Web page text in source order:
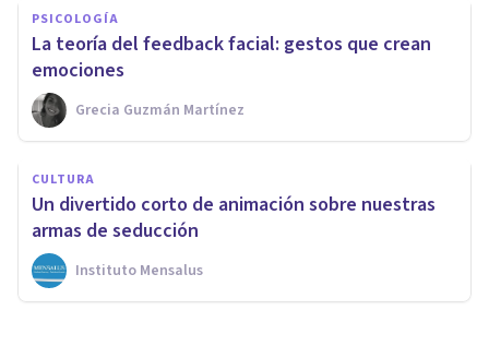
PSICOLOGÍA
La teoría del feedback facial: gestos que crean
emociones
Grecia Guzmán Martínez
CULTURA
Un divertido corto de animación sobre nuestras
armas de seducción
Instituto Mensalus